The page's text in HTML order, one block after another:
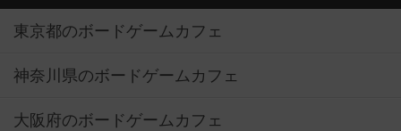
東京都のボードゲームカフェ
神奈川県のボードゲームカフェ
大阪府のボードゲームカフェ